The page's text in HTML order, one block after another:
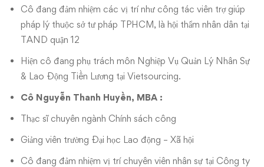
Cô đang đảm nhiệm các vị trí như công tác viên trợ giúp
pháp lý thuộc sở tư pháp TPHCM, là hội thẩm nhân dân tại
TAND quận 12
Hiện cô đang phụ trách môn Nghiệp Vụ Quản Lý Nhân Sự
& Lao Động Tiền Lương tại Vietsourcing.
Cô Nguyễn Thanh Huyền, MBA :
Thạc sĩ chuyên ngành Chính sách công
Giảng viên trường Đại học Lao động – Xã hội
Cô đang đảm nhiệm vị trí chuyên viên nhân sự tại Công ty